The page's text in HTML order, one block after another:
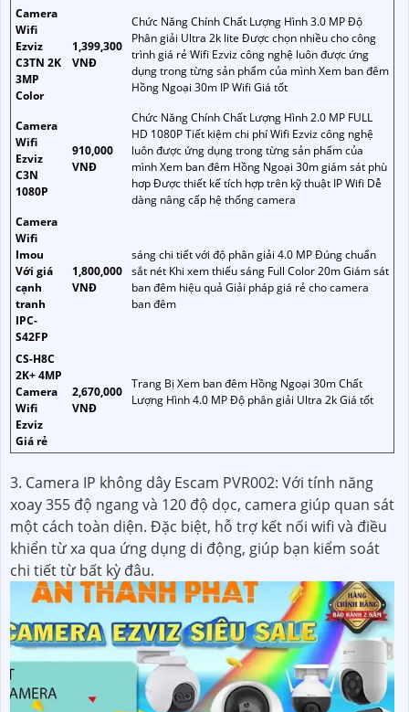
Camera
Wifi
Ezviz
C3TN 2K
3MP
Color
1,399,300
VNĐ
Chức Năng Chính Chất Lượng Hình 3.0 MP Độ
Phân giải Ultra 2k lite Được chọn nhiều cho công
trình giá rẻ Wifi Ezviz công nghệ luôn được ứng
dụng trong từng sản phẩm của mình Xem ban đêm
Hồng Ngoại 30m IP Wifi Giá tốt
Camera
Wifi
Ezviz
C3N
1080P
910,000
VNĐ
Chức Năng Chính Chất Lượng Hình 2.0 MP FULL
HD 1080P Tiết kiệm chi phí Wifi Ezviz công nghệ
luôn được ứng dụng trong từng sản phẩm của
mình Xem ban đêm Hồng Ngoại 30m giám sát phù
hơp Được thiết kế tích hợp trên kỹ thuật IP Wifi Dễ
dàng nâng cấp hệ thống camera
Camera
Wifi
Imou
Với giá
cạnh
tranh
IPC-
S42FP
1,800,000
VNĐ
sáng chi tiết với độ phân giải 4.0 MP Đúng chuẩn
sắt nét Khi xem thiếu sáng Full Color 20m Giám sát
ban đêm hiệu quả Giải pháp giá rẻ cho camera
ban đêm
CS-H8C
2K+ 4MP
Camera
Wifi
Ezviz
Giá rẻ
2,670,000
VNĐ
Trang Bị Xem ban đêm Hồng Ngoại 30m Chất
Lượng Hình 4.0 MP Độ phân giải Ultra 2k Giá tốt
3. Camera IP không dây Escam PVR002: Với tính năng
xoay 355 độ ngang và 120 độ dọc, camera giúp quan sát
một cách toàn diện. Đặc biệt, hỗ trợ kết nối wifi và điều
khiển từ xa qua ứng dụng di động, giúp bạn kiểm soát
chi tiết từ bất kỳ đâu.